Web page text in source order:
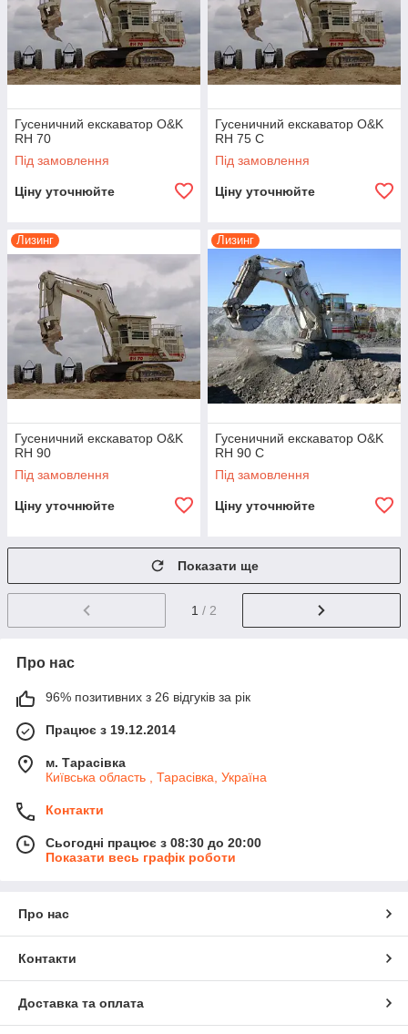
Гусеничний екскаватор O&K
RH 70
Під замовлення
Ціну уточнюйте
Гусеничний екскаватор O&K
RH 75 C
Під замовлення
Ціну уточнюйте
Лизинг
Гусеничний екскаватор O&K
RH 90
Під замовлення
Ціну уточнюйте
Лизинг
Гусеничний екскаватор O&K
RH 90 C
Під замовлення
Ціну уточнюйте
Показати ще
1 / 2
Про нас
96% позитивних з 26 відгуків за рік
Працює з 19.12.2014
м. Тарасівка
Київська область , Тарасівка, Україна
Контакти
Сьогодні працює з 08:30 до 20:00
Показати весь графік роботи
Про нас
Контакти
Доставка та оплата